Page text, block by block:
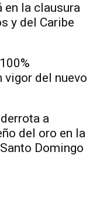
en la clausura
y del Caribe
vigor del nuevo
a
del oro en la
Domingo